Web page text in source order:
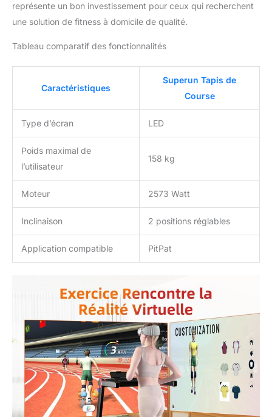
représente un bon investissement pour ceux qui recherchent
une solution de fitness à domicile de qualité.
Tableau comparatif des fonctionnalités
Caractéristiques
Superun Tapis de
Course
Type d’écran LED
Poids maximal de
l’utilisateur
158 kg
Moteur 2573 Watt
Inclinaison 2 positions réglables
Application compatible PitPat